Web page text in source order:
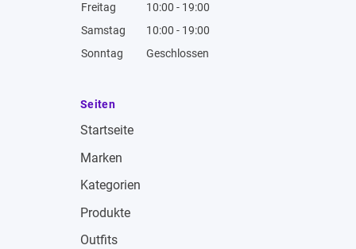
Freitag
10:00 - 19:00
Samstag
10:00 - 19:00
Sonntag
Geschlossen
Seiten
Startseite
Marken
Kategorien
Produkte
Outfits